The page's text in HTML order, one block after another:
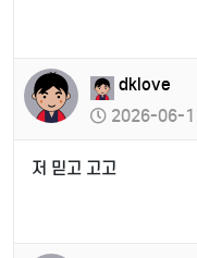
dklove
2026-06-
저 믿고 고고